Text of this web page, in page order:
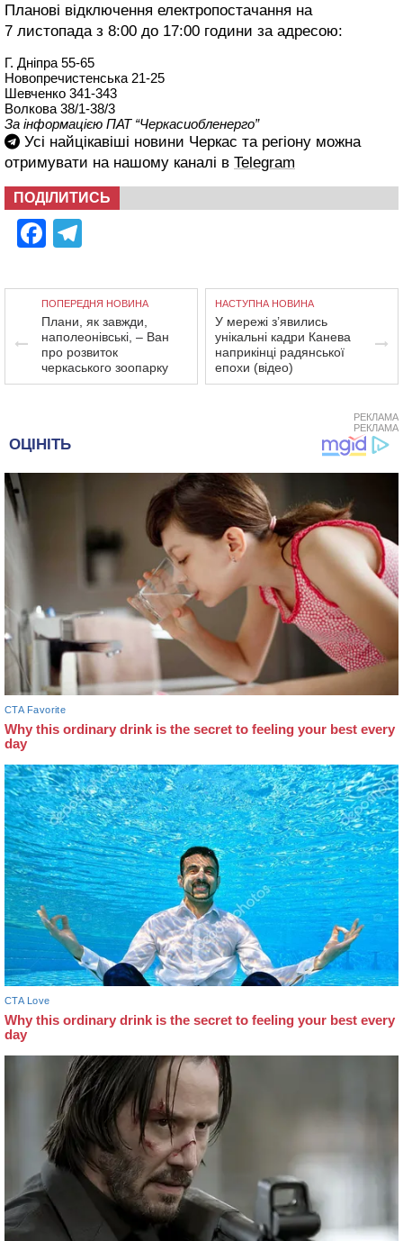
Планові відключення електропостачання на
7 листопада з 8:00 до 17:00 години за адресою:
Г. Дніпра 55-65
Новопречистенська 21-25
Шевченко 341-343
Волкова 38/1-38/3
За інформацією ПАТ “Черкасиобленерго”
Усі найцікавіші новини Черкас та регіону можна
отримувати на нашому каналі в Telegram
ПОДІЛИТИСЬ
Facebook
ПОПЕРЕДНЯ НОВИНА
Плани, як завжди,
наполеонівські, – Ван
про розвиток
черкаського зоопарку
НАСТУПНА НОВИНА
У мережі з’явились
унікальні кадри Канева
наприкінці радянської
епохи (відео)
РЕКЛАМА
РЕКЛАМА